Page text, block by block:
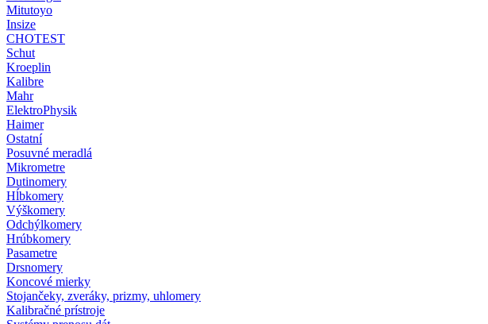
Mitutoyo
Insize
CHOTEST
Schut
Kroeplin
Kalibre
Mahr
ElektroPhysik
Haimer
Ostatní
Posuvné meradlá
Mikrometre
Dutinomery
Hĺbkomery
Výškomery
Odchýlkomery
Hrúbkomery
Pasametre
Drsnomery
Koncové mierky
Stojančeky, zveráky, prizmy, uhlomery
Kalibračné prístroje